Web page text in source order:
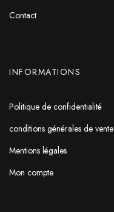
Contact
INFORMATIONS
Politique de confidentialité
conditions générales de vente
Mentions légales
Mon compte